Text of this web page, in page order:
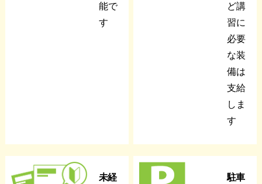
能で
す
ど講
習に
必要
な装
備は
支給
しま
す
未経
駐車